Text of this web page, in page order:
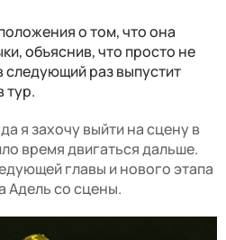
о том, что она
объяснив, что просто не
следующий раз выпустит
тур.
я захочу выйти на сцену в
время двигаться дальше.
главы и нового этапа
Адель со сцены.